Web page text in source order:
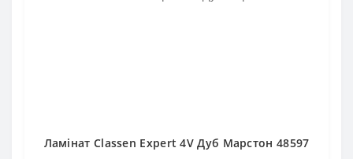
Ламінат Classen Expert 4V Дуб Марстон 48597